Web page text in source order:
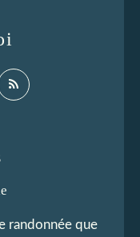
randonnée que